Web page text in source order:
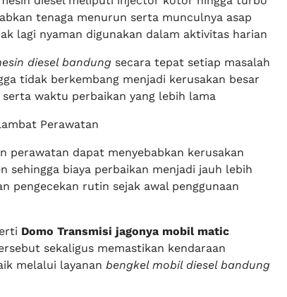
tenaga menurun serta munculnya asap
lagi nyaman digunakan dalam aktivitas harian
diesel bandungsecara tepat setiap masalah
tidak berkembang menjadi kerusakan besar
waktu perbaikan yang lebih lama
Perawatan
perawatan dapat menyebabkan kerusakan
sehingga biaya perbaikan menjadi jauh lebih
pengecekan rutin sejak awal penggunaan
Domo Transmisi jagonya mobil matic
sekaligus memastikan kendaraan
melalui layanan bengkel mobil diesel bandung